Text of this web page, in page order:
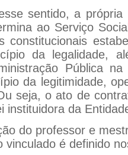
a própria Lei
ao Serviço
constitucionais
da legalidade,
Pública
da legitimidade,
seja, o ato de
instituidora da
professor e mestre
vinculado é definido